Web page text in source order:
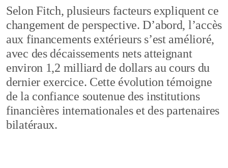
Selon Fitch, plusieurs facteurs expliquent ce
changement de perspective. D’abord, l’accès
aux financements extérieurs s’est amélioré,
avec des décaissements nets atteignant
environ 1,2 milliard de dollars au cours du
dernier exercice. Cette évolution témoigne
de la confiance soutenue des institutions
financières internationales et des partenaires
bilatéraux.